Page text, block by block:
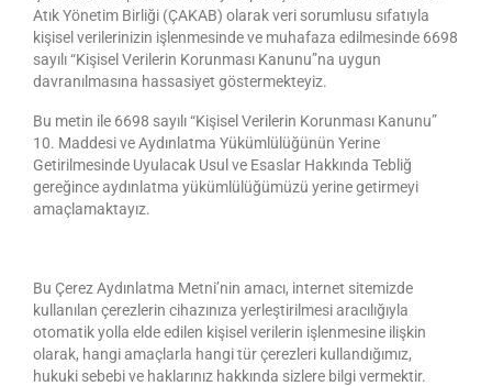
S.S.S.
Duyuru
Atık Yönetim Birliği (ÇAKAB) olarak veri sorumlusu sıfatıyla
kişisel verilerinizin işlenmesinde ve muhafaza edilmesinde 6698
sayılı “Kişisel Verilerin Korunması Kanunu”na uygun
davranılmasına hassasiyet göstermekteyiz.
Bu metin ile 6698 sayılı “Kişisel Verilerin Korunması Kanunu”
10. Maddesi ve Aydınlatma Yükümlülüğünün Yerine
Getirilmesinde Uyulacak Usul ve Esaslar Hakkında Tebliğ
gereğince aydınlatma yükümlülüğümüzü yerine getirmeyi
amaçlamaktayız.
Bu Çerez Aydınlatma Metni’nin amacı, internet sitemizde
kullanılan çerezlerin cihazınıza yerleştirilmesi aracılığıyla
otomatik yolla elde edilen kişisel verilerin işlenmesine ilişkin
olarak, hangi amaçlarla hangi tür çerezleri kullandığımız,
hukuki sebebi ve haklarınız hakkında sizlere bilgi vermektir.